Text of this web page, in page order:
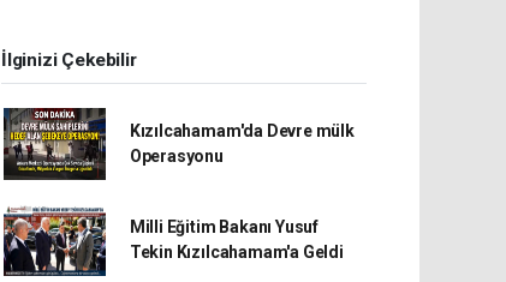
İlginizi Çekebilir
Kızılcahamam'da Devre mülk
Operasyonu
Milli Eğitim Bakanı Yusuf
Tekin Kızılcahamam'a Geldi